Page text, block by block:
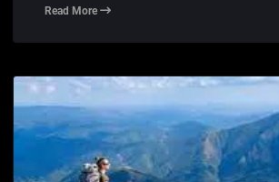
Read More